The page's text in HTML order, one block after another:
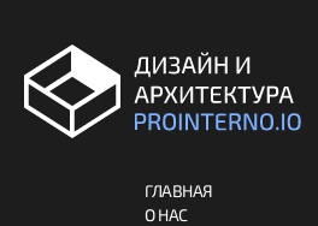
ГЛАВНАЯ
О НАС